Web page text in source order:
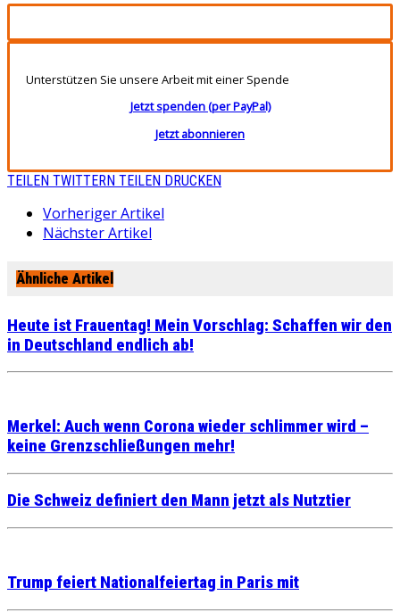
Unterstützen Sie unsere Arbeit mit einer Spende
Jetzt spenden (per PayPal)
Jetzt abonnieren
TEILEN TWITTERN TEILEN DRUCKEN
Vorheriger Artikel
Nächster Artikel
Ähnliche Artikel
Heute ist Frauentag! Mein Vorschlag: Schaffen wir den
in Deutschland endlich ab!
Merkel: Auch wenn Corona wieder schlimmer wird –
keine Grenzschließungen mehr!
Die Schweiz definiert den Mann jetzt als Nutztier
Trump feiert Nationalfeiertag in Paris mit